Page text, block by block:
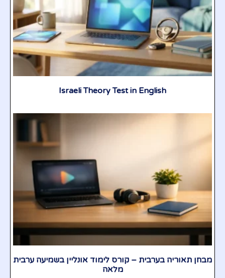
Israeli Theory Test in English
מבחן תאוריה בערבית – קורס לימוד אונליין בשמיעה ערבית
מלאה